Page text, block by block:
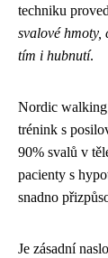
techniku
svalové hmoty,
tím i hubnutí.
Nordic walking
trénink s
90% svalů v
pacienty s
snadno
Je zásadní